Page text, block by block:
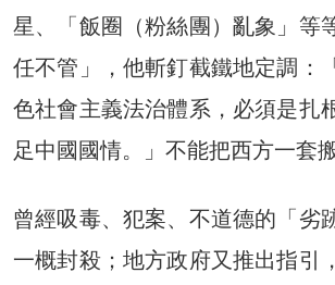
星、「飯圈（粉絲團）亂象」等
任不管」，他斬釘截鐵地定調：
色社會主義法治體系，必須是扎
足中國國情。」不能把西方一套搬
曾經吸毒、犯案、不道德的「劣
一概封殺；地方政府又推出指引